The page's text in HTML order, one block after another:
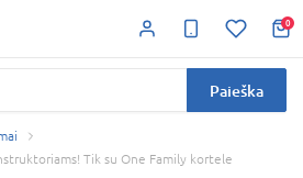
0
Paieška
Tik su One Family kortele